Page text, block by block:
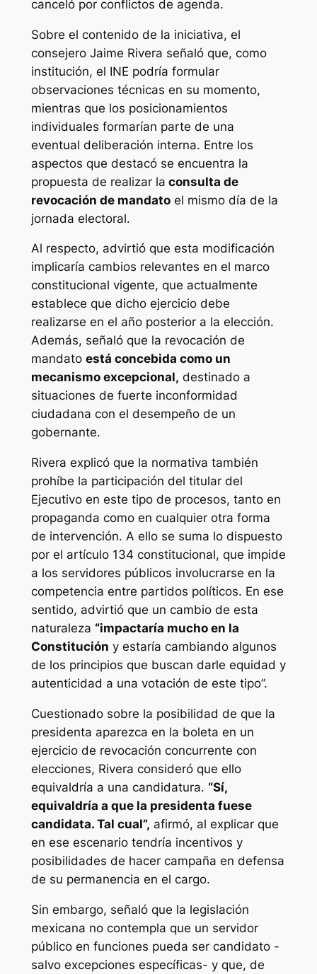
canceló por conflictos de agenda.
Sobre el contenido de la iniciativa, el
consejero Jaime Rivera señaló que, como
institución, el INE podría formular
observaciones técnicas en su momento,
mientras que los posicionamientos
individuales formarían parte de una
eventual deliberación interna. Entre los
aspectos que destacó se encuentra la
propuesta de realizar la consulta de
revocación de mandatoel mismo día de la
jornada electoral.
Al respecto, advirtió que esta modificación
implicaría cambios relevantes en el marco
constitucional vigente, que actualmente
establece que dicho ejercicio debe
realizarse en el año posterior a la elección.
Además, señaló que la revocación de
mandato está concebida como un
mecanismo excepcional, destinado a
situaciones de fuerte inconformidad
ciudadana con el desempeño de un
gobernante.
Rivera explicó que la normativa también
prohíbe la participación del titular del
Ejecutivo en este tipo de procesos, tanto en
propaganda como en cualquier otra forma
de intervención. A ello se suma lo dispuesto
por el artículo 134 constitucional, que impide
a los servidores públicos involucrarse en la
competencia entre partidos políticos. En ese
sentido, advirtió que un cambio de esta
naturaleza “impactaría mucho en la
Constitución y estaría cambiando algunos
de los principios que buscan darle equidad y
autenticidad a una votación de este tipo”.
Cuestionado sobre la posibilidad de que la
presidenta aparezca en la boleta en un
ejercicio de revocación concurrente con
elecciones, Rivera consideró que ello
equivaldría a una candidatura. “Sí,
equivaldría a que la presidenta fuese
candidata. Tal cual”, afirmó, al explicar que
en ese escenario tendría incentivos y
posibilidades de hacer campaña en defensa
de su permanencia en el cargo.
Sin embargo, señaló que la legislación
mexicana no contempla que un servidor
público en funciones pueda ser candidato -
salvo excepciones específicas- y que, de